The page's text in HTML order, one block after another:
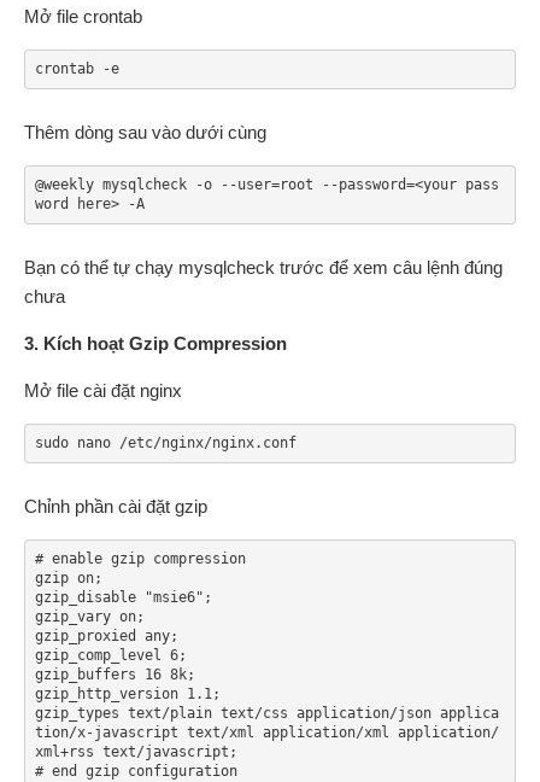
Mở file crontab
crontab -e
Thêm dòng sau vào dưới cùng
@weekly mysqlcheck -o --user=root --password=<your pass
word here> -A
Bạn có thể tự chạy mysqlcheck trước để xem câu lệnh đúng
chưa
3. Kích hoạt Gzip Compression
Mở file cài đặt nginx
sudo nano /etc/nginx/nginx.conf
Chỉnh phần cài đặt gzip
# enable gzip compression
gzip on;
gzip_disable "msie6";
gzip_vary on;
gzip_proxied any;
gzip_comp_level 6;
gzip_buffers 16 8k;
gzip_http_version 1.1;
gzip_types text/plain text/css application/json applica
tion/x-javascript text/xml application/xml application/
xml+rss text/javascript;
# end gzip configuration